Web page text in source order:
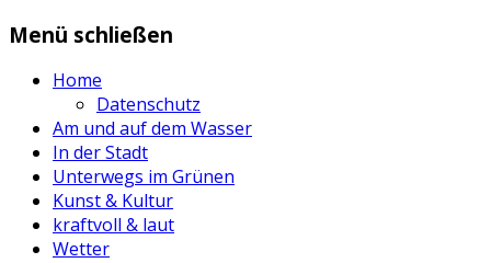
Zum
springen
Menü schließen
Home
Datenschutz
Am und auf dem Wasser
In der Stadt
Unterwegs im Grünen
Kunst & Kultur
kraftvoll & laut
Wetter